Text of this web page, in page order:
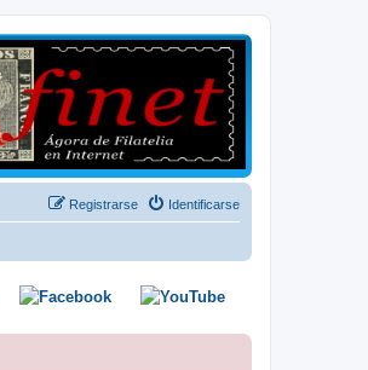
Identificarse
Registrarse